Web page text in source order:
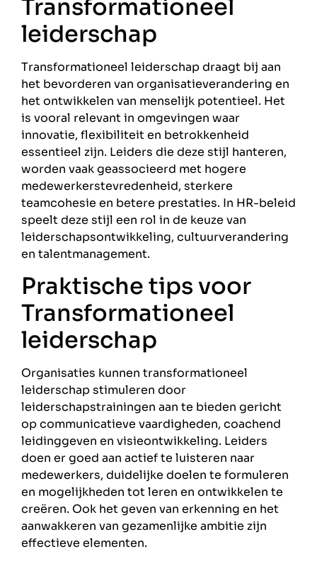
Transformationeel
leiderschap
Transformationeel leiderschap draagt bij aan
het bevorderen van organisatieverandering en
het ontwikkelen van menselijk potentieel. Het
is vooral relevant in omgevingen waar
innovatie, flexibiliteit en betrokkenheid
essentieel zijn. Leiders die deze stijl hanteren,
worden vaak geassocieerd met hogere
medewerkerstevredenheid, sterkere
teamcohesie en betere prestaties. In HR-beleid
speelt deze stijl een rol in de keuze van
leiderschapsontwikkeling, cultuurverandering
en talentmanagement.
Praktische tips voor
Transformationeel
leiderschap
Organisaties kunnen transformationeel
leiderschap stimuleren door
leiderschapstrainingen aan te bieden gericht
op communicatieve vaardigheden, coachend
leidinggeven en visieontwikkeling. Leiders
doen er goed aan actief te luisteren naar
medewerkers, duidelijke doelen te formuleren
en mogelijkheden tot leren en ontwikkelen te
creëren. Ook het geven van erkenning en het
aanwakkeren van gezamenlijke ambitie zijn
effectieve elementen.